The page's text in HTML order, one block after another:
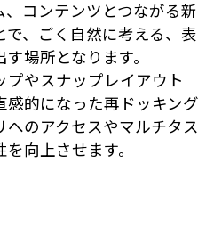
、コンテンツとつながる新
で、ごく自然に考える、表
場所となります。
やスナップレイアウト
感的になった再ドッキング
のアクセスやマルチタス
向上させます。